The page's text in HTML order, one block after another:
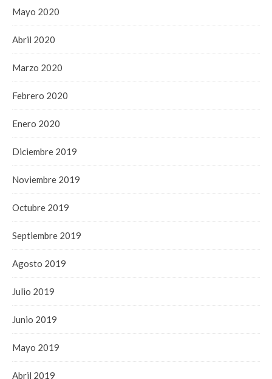
Mayo 2020
Abril 2020
Marzo 2020
Febrero 2020
Enero 2020
Diciembre 2019
Noviembre 2019
Octubre 2019
Septiembre 2019
Agosto 2019
Julio 2019
Junio 2019
Mayo 2019
Abril 2019